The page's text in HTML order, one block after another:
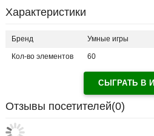
Характеристики
Бренд Умные игры
Кол-во элементов 60
СЫГРАТЬ В
Отзывы посетителей(0)